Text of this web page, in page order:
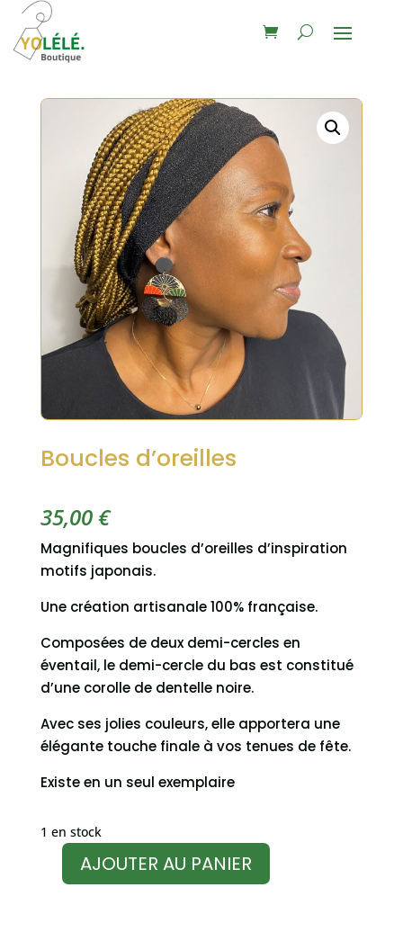
Boucles d’oreilles
35,00€
Magnifiques boucles d’oreilles d’inspiration
motifs japonais.
Une création artisanale 100% française.
Composées de deux demi-cercles en
éventail, le demi-cercle du bas est constitué
d’une corolle de dentelle noire.
Avec ses jolies couleurs, elle apportera une
élégante touche finale à vos tenues de fête.
Existe en un seul exemplaire
1 en stock
quantitéAJOUTER AU PANIER